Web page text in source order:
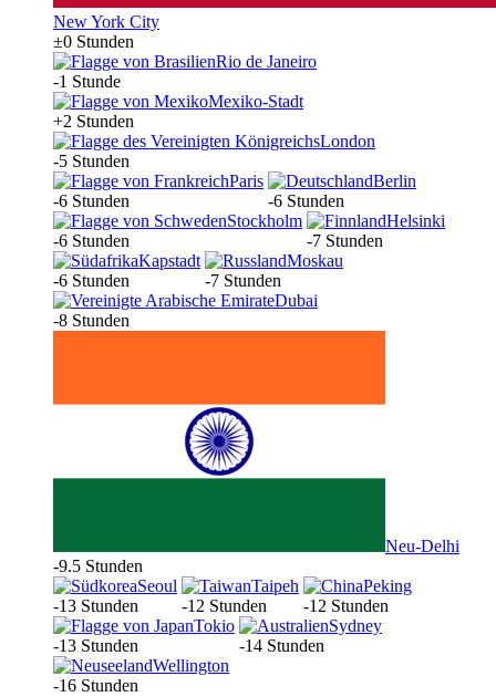
New York City
±0 Stunden
Rio de Janeiro
-1 Stunde
Mexiko-Stadt
+2 Stunden
London
-5 Stunden
Paris
-6 Stunden
Berlin
-6 Stunden
Stockholm
-6 Stunden
Helsinki
-7 Stunden
Kapstadt
-6 Stunden
Moskau
-7 Stunden
Dubai
-8 Stunden
Neu-Delhi
-9.5 Stunden
Seoul
-13 Stunden
Taipeh
-12 Stunden
Peking
-12 Stunden
Tokio
-13 Stunden
Sydney
-14 Stunden
Wellington
-16 Stunden